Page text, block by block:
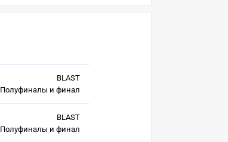
BLAST
Полуфиналы и финал
BLAST
Полуфиналы и финал